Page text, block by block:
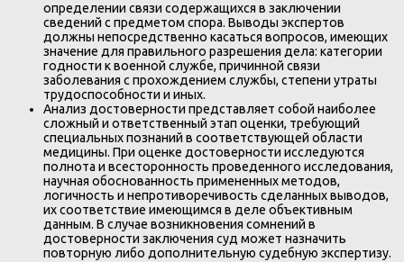
определении связи содержащихся в заключении
сведений с предметом спора. Выводы экспертов
должны непосредственно касаться вопросов, имеющих
значение для правильного разрешения дела: категории
годности к военной службе, причинной связи
заболевания с прохождением службы, степени утраты
трудоспособности и иных.
Анализ достоверности представляет собой наиболее
сложный и ответственный этап оценки, требующий
специальных познаний в соответствующей области
медицины. При оценке достоверности исследуются
полнота и всесторонность проведенного исследования,
научная обоснованность примененных методов,
логичность и непротиворечивость сделанных выводов,
их соответствие имеющимся в деле объективным
данным. В случае возникновения сомнений в
достоверности заключения суд может назначить
повторную либо дополнительную судебную экспертизу.